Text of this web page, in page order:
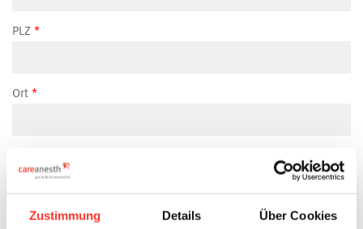
Zustimmung Details Über Cookies
PLZ
Ort
Mobilenummer